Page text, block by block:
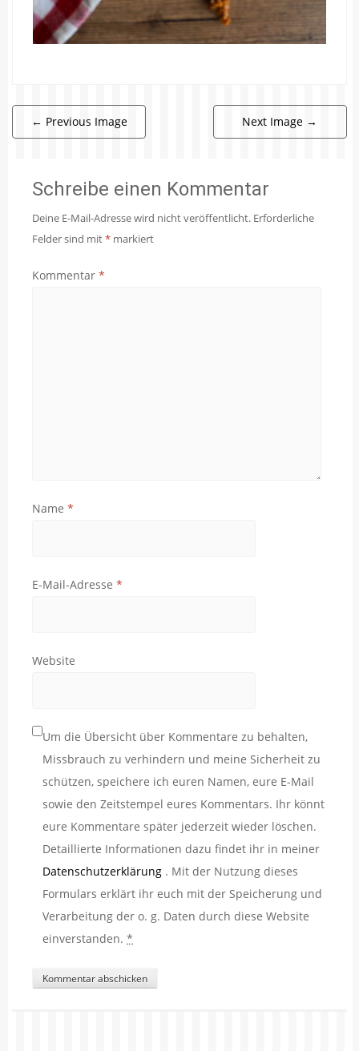
← Previous Image Next Image →
Schreibe einen Kommentar
Deine E-Mail-Adresse wird nicht veröffentlicht. Erforderliche
Felder sind mit* markiert
Kommentar *
Name *
E-Mail-Adresse *
Website
Um die Übersicht über Kommentare zu behalten,
Missbrauch zu verhindern und meine Sicherheit zu
schützen, speichere ich euren Namen, eure E-Mail
sowie den Zeitstempel eures Kommentars. Ihr könnt
eure Kommentare später jederzeit wieder löschen.
Detaillierte Informationen dazu findet ihr in meiner
Datenschutzerklärung . Mit der Nutzung dieses
Formulars erklärt ihr euch mit der Speicherung und
Verarbeitung der o. g. Daten durch diese Website
einverstanden. *